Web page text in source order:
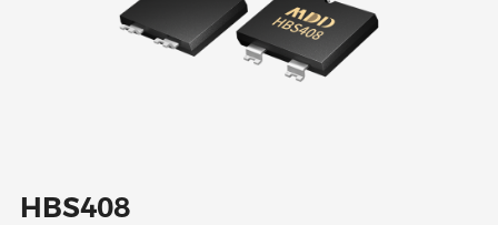
关于
HBS408